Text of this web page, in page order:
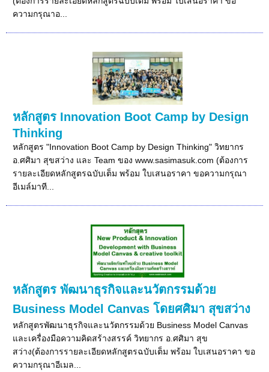
ความกรุณาอ...
หลักสูตร Innovation Boot Camp by Design
Thinking
หลักสูตร "Innovation Boot Camp by Design Thinking" วิทยากร
อ.ศศิมา สุขสว่าง และ Team ของ www.sasimasuk.com (ต้องการ
รายละเอียดหลักสูตรฉบับเต็ม พร้อม ใบเสนอราคา ขอความกรุณา
อีเมล์มาที...
หลักสูตร พัฒนาธุรกิจและนวัตกรรมด้วย
Business Model Canvas โดยศศิมา สุขสว่าง
หลักสูตรพัฒนาธุรกิจและนวัตกรรมด้วย Business Model Canvas
และเครื่องมือความคิดสร้างสรรค์ วิทยากร อ.ศศิมา สุข
สว่าง(ต้องการรายละเอียดหลักสูตรฉบับเต็ม พร้อม ใบเสนอราคา ขอ
ความกรุณาอีเมล...